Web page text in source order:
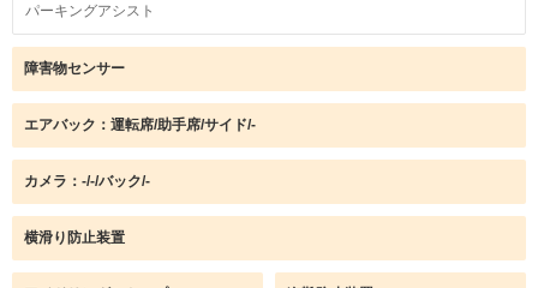
パーキングアシスト
障害物センサー
エアバック：運転席/助手席/サイド/-
カメラ：-/-/バック/-
横滑り防止装置